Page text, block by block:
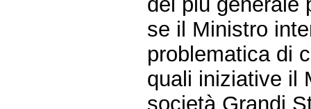
se il Ministro
problematica di
quali iniziative il
società Grandi